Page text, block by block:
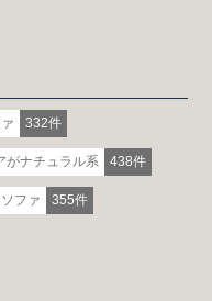
332件
がナチュラル系 438件
ファ 355件